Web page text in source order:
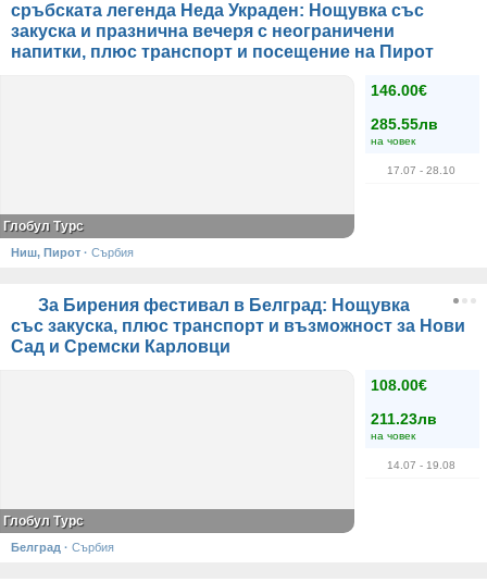
сръбската легенда Неда Украден: Нощувка със
закуска и празнична вечеря с неограничени
напитки, плюс транспорт и посещение на Пирот
146.00€
285.55лв
на човек
17.07 - 28.10
Глобул Турс
Ниш, Пирот · Сърбия
За Бирения фестивал в Белград: Нощувка
със закуска, плюс транспорт и възможност за Нови
Сад и Сремски Карловци
108.00€
211.23лв
на човек
14.07 - 19.08
Глобул Турс
Белград · Сърбия